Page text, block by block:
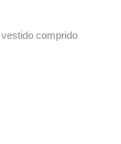
vestido comprido